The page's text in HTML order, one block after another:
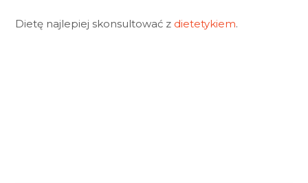
Dietę najlepiej skonsultować z dietetykiem.